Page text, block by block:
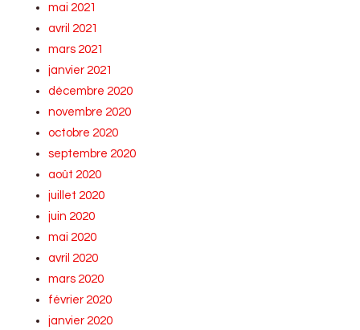
mai 2021
avril 2021
mars 2021
janvier 2021
décembre 2020
novembre 2020
octobre 2020
septembre 2020
août 2020
juillet 2020
juin 2020
mai 2020
avril 2020
mars 2020
février 2020
janvier 2020